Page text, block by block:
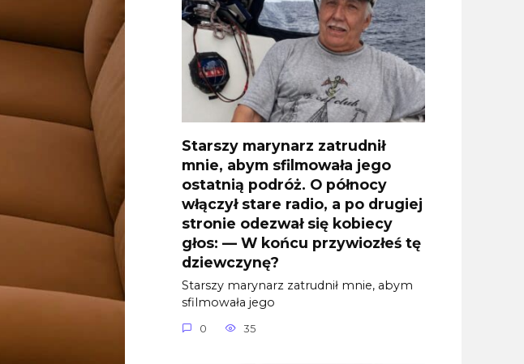
Starszy marynarz zatrudnił
mnie, abym sfilmowała jego
ostatnią podróż. O północy
włączył stare radio, a po drugiej
stronie odezwał się kobiecy
głos: — W końcu przywiozłeś tę
dziewczynę?
Starszy marynarz zatrudnił mnie, abym
sfilmowała jego
0 35